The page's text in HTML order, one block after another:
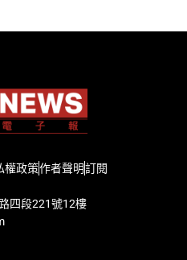
權政策作者聲明訂閱
四段221號12樓